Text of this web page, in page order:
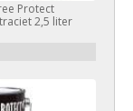
Protect
2,5 liter